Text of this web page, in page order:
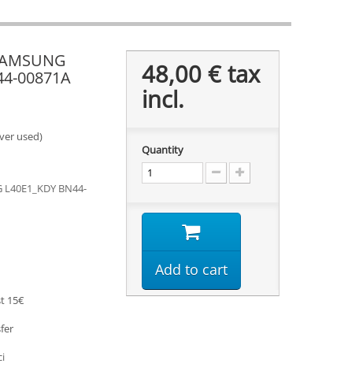
00871A
used)
BN44-
15€
48,00 €tax
incl.
Quantity
Add to cart